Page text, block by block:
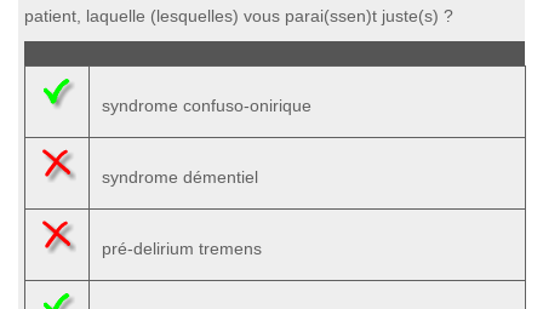
patient, laquelle (lesquelles) vous parai(ssen)t juste(s) ?
syndrome confuso-onirique
syndrome démentiel
pré-delirium tremens